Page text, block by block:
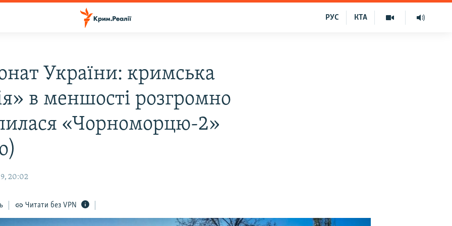
КТА
РУС
України: кримська
в меншості розгромно
«Чорноморцю-2»
20:02
Читати без VPN